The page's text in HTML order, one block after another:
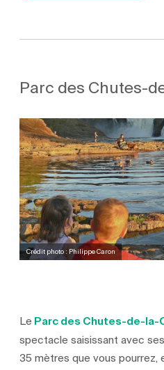
Parc des Chutes-
Crédit photo : Philippe Caron
Le Parc des Chutes-de-la-
spectacle saisissant avec
35 mètres que vous